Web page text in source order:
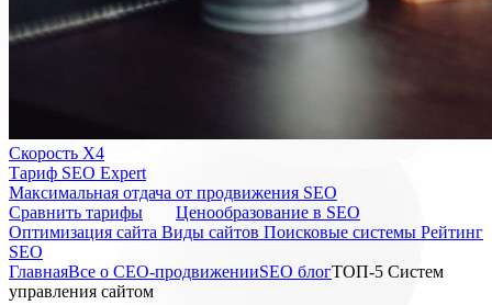
Скорость Х4
Тариф SEO Expert
Максимальная отдача от продвижения SEO
Cравнить тарифы
Ценообразование в SEO
Оптимизация сайта Виды сайтов Поисковые системы Рейтинг
SEO
ГлавнаяВсе о СЕО-продвиженииSEO блогТОП-5 Систем
управления сайтом